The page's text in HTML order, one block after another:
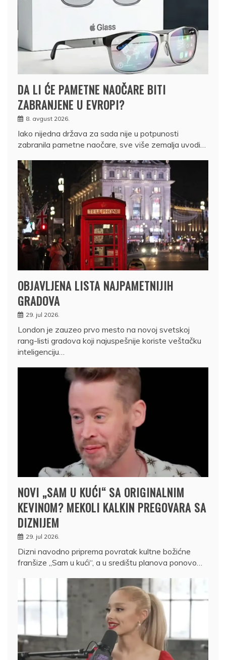
DA LI ĆE PAMETNE NAOČARE BITI
ZABRANJENE U EVROPI?
8. avgust 2026.
Iako nijedna država za sada nije u potpunosti
zabranila pametne naočare, sve više zemalja uvodi…
OBJAVLJENA LISTA NAJPAMETNIJIH
GRADOVA
29. jul 2026.
London je zauzeo prvo mesto na novoj svetskoj
rang-listi gradova koji najuspešnije koriste veštačku
inteligenciju…
NOVI „SAM U KUĆI“ SA ORIGINALNIM
KEVINOM? MEKOLI KALKIN PREGOVARA SA
DIZNIJEM
29. jul 2026.
Dizni navodno priprema povratak kultne božićne
franšize „Sam u kući“, a u središtu planova ponovo…